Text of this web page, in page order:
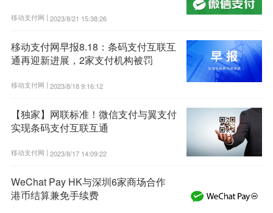
移动支付网 | 2023/8/21 15:38:26
移动支付网早报8.18：条码支付互联互
通再迎新进展，2家支付机构被罚
移动支付网 | 2023/8/18 9:16:12
【独家】网联标准！微信支付与翼支付
实现条码支付互联互通
移动支付网 | 2023/8/17 14:09:22
WeChat Pay HK与深圳6家商场合作
港币结算兼免手续费